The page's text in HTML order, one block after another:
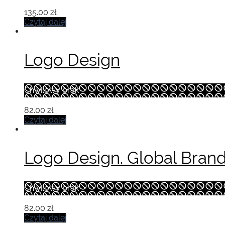
135.00 zł
Czytaj dalej
Logo Design
Chwilowy brak
82.00 zł
Czytaj dalej
Logo Design. Global
Chwilowy brak
82.00 zł
Czytaj dalej